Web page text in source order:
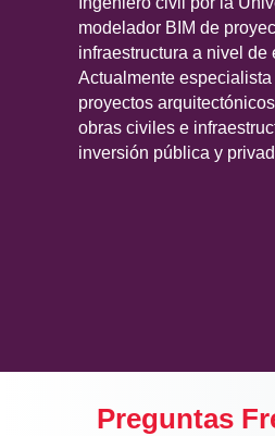
modelador BIM de
infraestructura a nivel de
Actualmente
proyectos
obras civiles e
inversión pública y
Preguntas